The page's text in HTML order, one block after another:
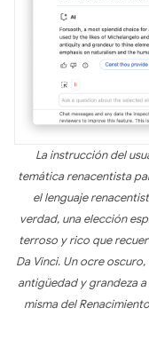
La instrucción del
temática renacentista
el lenguaje
verdad, una elección
terroso y rico que
Da Vinci. Un ocre
antigüedad y grandeza
misma del